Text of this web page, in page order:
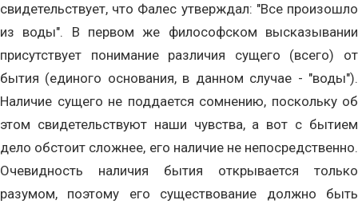
свидетельствует, что Фалес утверждал: "Все произошло
из воды". В первом же философском высказывании
присутствует понимание различия сущего (всего) от
бытия (единого основания, в данном случае - "воды").
Наличие сущего не поддается сомнению, поскольку об
этом свидетельствуют наши чувства, а вот с бытием
дело обстоит сложнее, его наличие не непосредственно.
Очевидность наличия бытия открывается только
разумом, поэтому его существование должно быть